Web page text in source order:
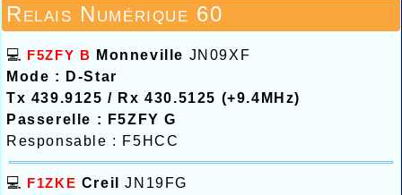
Relais Numérique 60
💻 F5ZFY B Monneville JN09XF
Mode : D-Star
Tx 439.9125 / Rx 430.5125 (+9.4MHz)
Passerelle : F5ZFY G
Responsable : F5HCC
💻 F1ZKE CreilJN19FG